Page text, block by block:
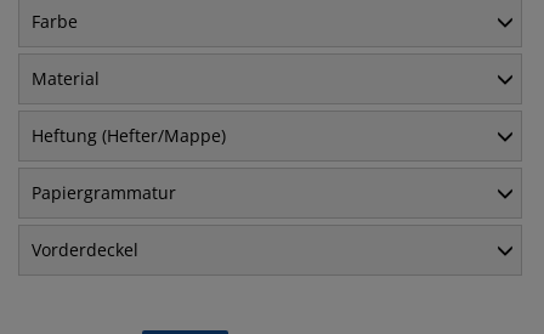
Farbe
Material
Heftung (Hefter/Mappe)
Papiergrammatur
Vorderdeckel